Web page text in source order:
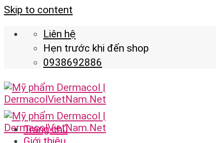
Skip to content
Liên hệ
Hẹn trước khi đến shop
0938692886
Trang chủ